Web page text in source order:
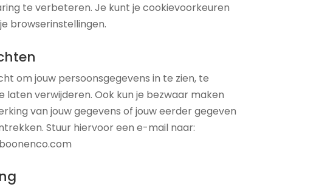
te verbeteren. Je kunt je cookievoorkeuren
browserinstellingen.
om jouw persoonsgegevens in te zien, te
laten verwijderen. Ook kun je bezwaar maken
van jouw gegevens of jouw eerder gegeven
Stuur hiervoor een e-mail naar: